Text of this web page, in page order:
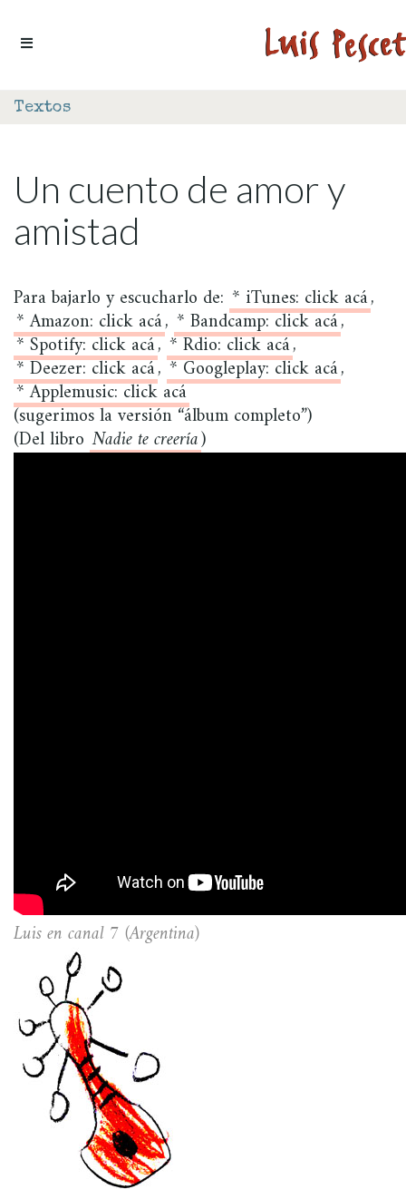
Textos
Un cuento de amor y
amistad
Para bajarlo y escucharlo de: * iTunes: click acá,
* Amazon: click acá, * Bandcamp: click acá,
* Spotify: click acá,* Rdio: click acá,
* Deezer: click acá, * Googleplay: click acá,
* Applemusic: click acá
(sugerimos la versión “álbum completo”)
(Del libro Nadie te creería)
Luis en canal 7 (Argentina)